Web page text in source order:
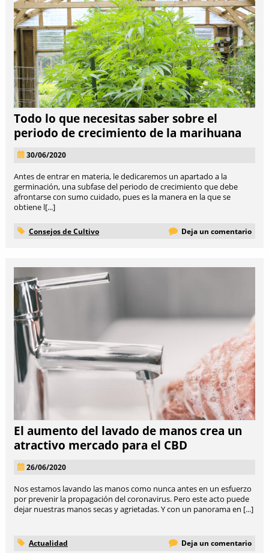
Todo lo que necesitas saber sobre el
periodo de crecimiento de la marihuana
30/06/2020
Antes de entrar en materia, le dedicaremos un apartado a la
germinación, una subfase del periodo de crecimiento que debe
afrontarse con sumo cuidado, pues es la manera en la que se
obtiene l[...]
Consejos de Cultivo Deja un comentario
El aumento del lavado de manos crea un
atractivo mercado para el CBD
26/06/2020
Nos estamos lavando las manos como nunca antes en un esfuerzo
por prevenir la propagación del coronavirus. Pero este acto puede
dejar nuestras manos secas y agrietadas. Y con un panorama en [...]
Actualidad Deja un comentario